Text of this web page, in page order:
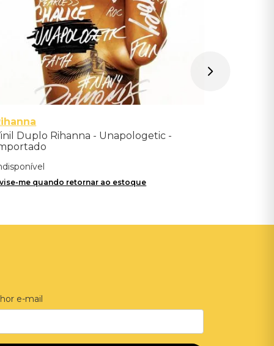
Duplo Rihanna - Unapologetic -
me quando retornar ao estoque
e-mail